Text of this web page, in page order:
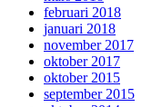
februari 2018
januari 2018
november 2017
oktober 2017
oktober 2015
september 2015